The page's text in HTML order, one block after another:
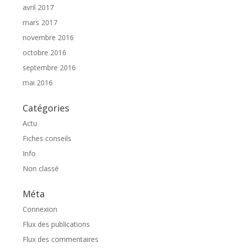
avril 2017
mars 2017
novembre 2016
octobre 2016
septembre 2016
mai 2016
Catégories
Actu
Fiches conseils
Info
Non classé
Méta
Connexion
Flux des publications
Flux des commentaires